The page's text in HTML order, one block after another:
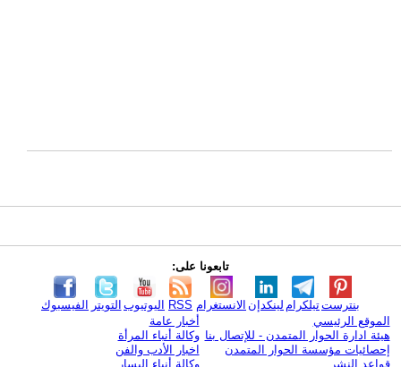
تابعونا على:
الفيسبوك التويتر اليوتيوب RSS الانستغرام لينكدإن تيلكرامبنترست
الموقع الرئيسي
هيئة ادارة الحوار المتمدن - للإتصال بنا
إحصائيات مؤسسة الحوار المتمدن
قواعد النشر
أخبار عامة
وكالة أنباء المرأة
اخبار الأدب والفن
وكالة أنباء اليسار